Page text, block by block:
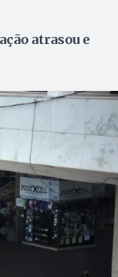
atrasou e